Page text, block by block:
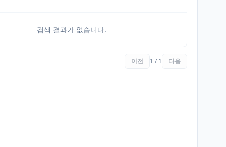
검색 결과가 없습니다.
이전 1 / 1 다음